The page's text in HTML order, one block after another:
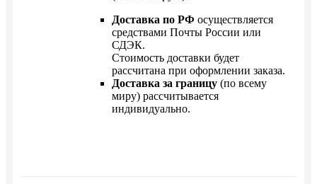
Доставка по РФ осуществляется
средствами Почты России или
СДЭК.
Стоимость доставки будет
рассчитана при оформлении заказа.
Доставка за границу (по всему
миру) рассчитывается
индивидуально.